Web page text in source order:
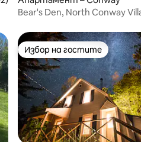
Bear's Den, North Conway
Избор на гостите
Избор на гостите